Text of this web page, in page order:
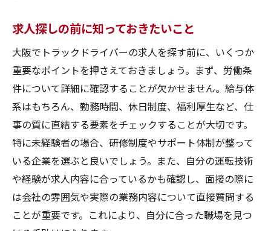
友人や知人からの情報も利用する
信頼できる運送会社の公式サイトを活用す
る
大阪のトラックドライバー求人に関する口コミ
とレビューの活用方法
口コミサイトでの情報収集のポイント
レビューを活用して優良求人を見分ける方
法
大阪のトラックドライバー求人に関するリ
アルな声を聞く
インターネット上のレビューを読んで信頼
求人探しの前に知っておきたいこと
大阪でトラックドライバーの求人を探す前に、いくつか
重要なポイントを押さえておきましょう。まず、労働条
件について詳細に確認することが欠かせません。給与体
系はもちろん、勤務時間、休日制度、福利厚生など、仕
事の質に直結する要素をチェックすることが大切です。
特に未経験者の場合、研修制度やサポート体制が整って
いる企業を選ぶと良いでしょう。また、自分の運転技術
や経験が求人内容に合っているかも確認し、面接の際に
は会社の雰囲気や実際の業務内容について直接質問する
ことが重要です。これにより、自分に合った職場を見つ